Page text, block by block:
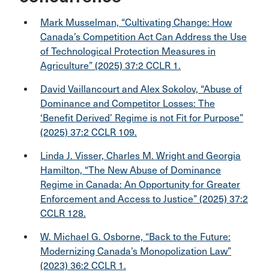
Mark Musselman, “Cultivating Change: How
Canada’s Competition Act Can Address the Use
of Technological Protection Measures in
Agriculture” (2025) 37:2 CCLR 1.
David Vaillancourt and Alex Sokolov, “Abuse of
Dominance and Competitor Losses: The
‘Benefit Derived’ Regime is not Fit for Purpose”
(2025) 37:2 CCLR 109.
Linda J. Visser, Charles M. Wright and Georgia
Hamilton, “The New Abuse of Dominance
Regime in Canada: An Opportunity for Greater
Enforcement and Access to Justice” (2025) 37:2
CCLR 128.
W. Michael G. Osborne, “Back to the Future:
Modernizing Canada’s Monopolization Law”
(2023) 36:2 CCLR 1.